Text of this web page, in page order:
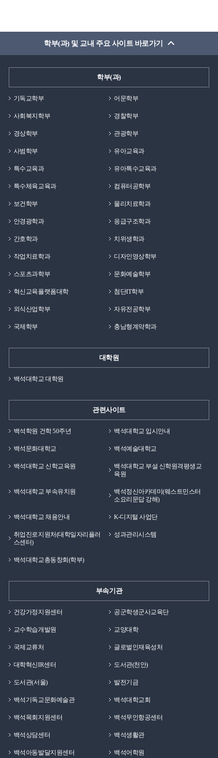
학부(과) 및 교내 주요 사이트 바로가기
학부(과)
기독교학부 어문학부
사회복지학부 경찰학부
경상학부 관광학부
사범학부 유아교육과
특수교육과 유아특수교육과
특수체육교육과 컴퓨터공학부
보건학부 물리치료학과
안경광학과 응급구조학과
간호학과 치위생학과
작업치료학과 디자인영상학부
스포츠과학부 문화예술학부
혁신교육플랫폼대학 첨단IT학부
외식산업학부 자유전공학부
국제학부 충남형계약학과
대학원
백석대학교 대학원
관련사이트
백석학원 건학 50주년 백석대학교 입시안내
백석문화대학교 백석예술대학교
백석대학교 신학교육원
백석대학교 부설 신학원격평생교
육원
백석대학교 부속유치원
백석정신아카데미(웨스트민스터
소요리문답 강해)
백석대학교 채용안내 K-디지털 사업단
취업진로지원처(대학일자리플러
스센터)
성과관리시스템
백석대학교총동창회(학부)
부속기관
건강가정지원센터 공군학생군사교육단
교수학습개발원 교양대학
국제교류처 글로벌인재육성처
대학혁신IR센터 도서관(천안)
도서관(서울) 발전기금
백석기독교문화예술관 백석대학교회
백석목회지원센터 백석무인항공센터
백석상담센터 백석생활관
백석아동발달지원센터 백석어학원